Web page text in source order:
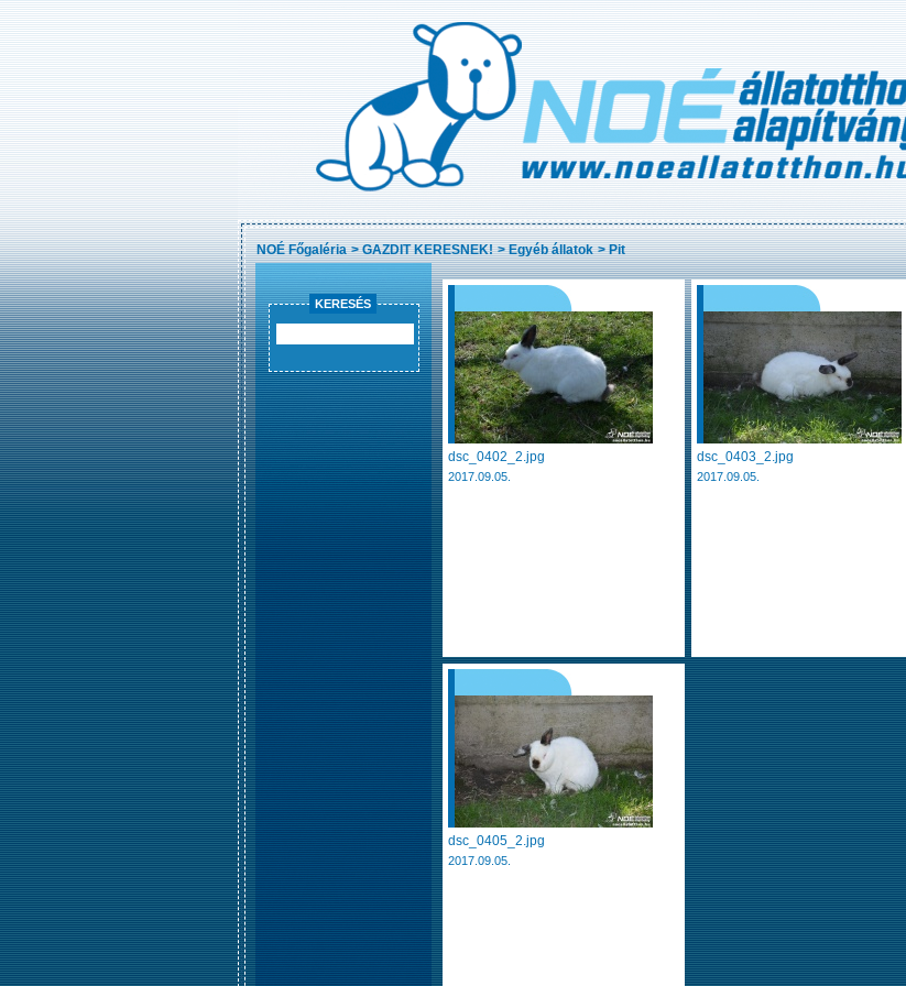
NOÉ Főgaléria >GAZDIT KERESNEK! >Egyéb állatok >Pit
KERESÉS
dsc_0402_2.jpg
2017.09.05.
dsc_0403_2.jpg
2017.09.05.
dsc_0405_2.jpg
2017.09.05.